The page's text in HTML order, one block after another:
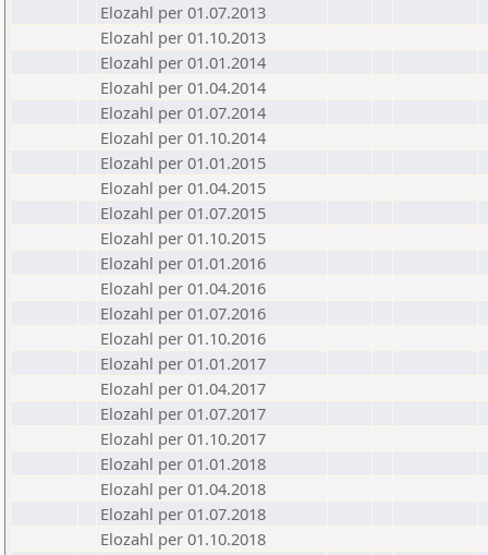
Elozahl per 01.07.2013
Elozahl per 01.10.2013
Elozahl per 01.01.2014
Elozahl per 01.04.2014
Elozahl per 01.07.2014
Elozahl per 01.10.2014
Elozahl per 01.01.2015
Elozahl per 01.04.2015
Elozahl per 01.07.2015
Elozahl per 01.10.2015
Elozahl per 01.01.2016
Elozahl per 01.04.2016
Elozahl per 01.07.2016
Elozahl per 01.10.2016
Elozahl per 01.01.2017
Elozahl per 01.04.2017
Elozahl per 01.07.2017
Elozahl per 01.10.2017
Elozahl per 01.01.2018
Elozahl per 01.04.2018
Elozahl per 01.07.2018
Elozahl per 01.10.2018